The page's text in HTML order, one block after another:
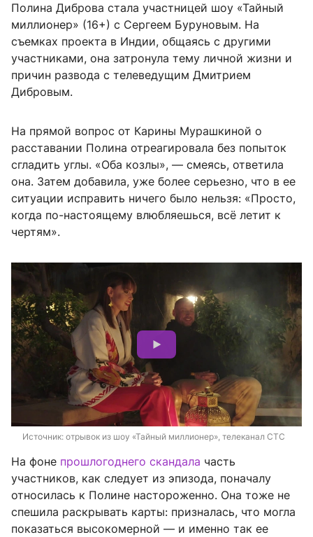
Полина Диброва стала участницей шоу «Тайный
миллионер» (16+) с Сергеем Буруновым. На
съемках проекта в Индии, общаясь с другими
участниками, она затронула тему личной жизни и
причин развода с телеведущим Дмитрием
Дибровым.
На прямой вопрос от Карины Мурашкиной о
расставании Полина отреагировала без попыток
сгладить углы. «Оба козлы», — смеясь, ответила
она. Затем добавила, уже более серьезно, что в ее
ситуации исправить ничего было нельзя: «Просто,
когда по-настоящему влюбляешься, всё летит к
чертям».
Источник: отрывок из шоу «Тайный миллионер», телеканал СТС
На фоне прошлогоднего скандала часть
участников, как следует из эпизода, поначалу
относилась к Полине настороженно. Она тоже не
спешила раскрывать карты: призналась, что могла
показаться высокомерной — и именно так ее